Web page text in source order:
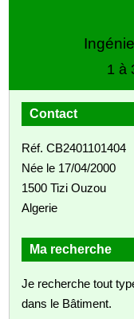
1 à
Contact
Réf. CB2401101404
Née le 17/04/2000
1500 Tizi Ouzou
Algerie
Ma recherche
Je recherche tout
dans le Bâtiment.